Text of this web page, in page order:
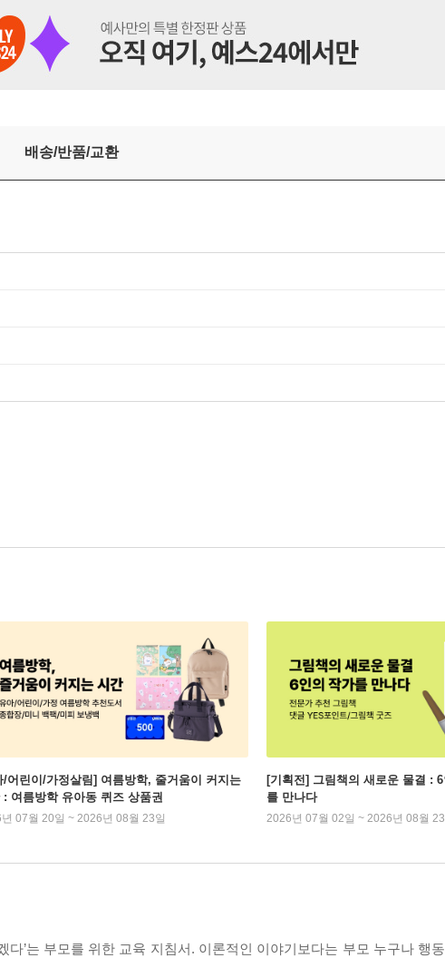
배송/반품/교환
/어린이/가정살림] 여름방학, 줄거움이 커지는
: 여름방학 유아동 퀴즈 상품권
07월 20일 ~ 2026년 08월 23일
[기획전] 그림책의 새로운 물결 :
를 만나다
2026년 07월 02일 ~ 2026년 08월 23
다’는 부모를 위한 교육 지침서. 이론적인 이야기보다는 부모 누구나 행